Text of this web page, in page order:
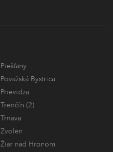
Piešťany
Považská Bystrica
Prievidza
Trenčín (2)
Trnava
Zvolen
Žiar nad Hronom